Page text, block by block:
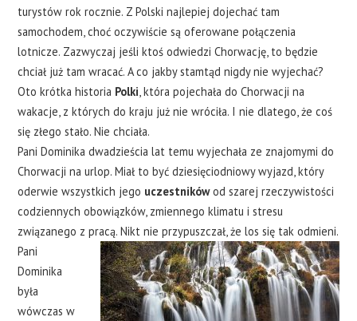
turystów rok rocznie. Z Polski najlepiej dojechać tam
samochodem, choć oczywiście są oferowane połączenia
lotnicze. Zazwyczaj jeśli ktoś odwiedzi Chorwację, to będzie
chciał już tam wracać. A co jakby stamtąd nigdy nie wyjechać?
Oto krótka historia Polki, która pojechała do Chorwacji na
wakacje, z których do kraju już nie wróciła. I nie dlatego, że coś
się złego stało. Nie chciała.
Pani Dominika dwadzieścia lat temu wyjechała ze znajomymi do
Chorwacji na urlop. Miał to być dziesięciodniowy wyjazd, który
oderwie wszystkich jego uczestnikówod szarej rzeczywistości
codziennych obowiązków, zmiennego klimatu i stresu
związanego z pracą.Nikt nie przypuszczał, że los się tak odmieni.
Pani
Dominika
była
wówczas w